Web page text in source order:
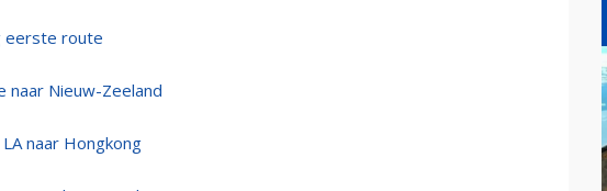
eerste route
naar Nieuw-Zeeland
naar Hongkong